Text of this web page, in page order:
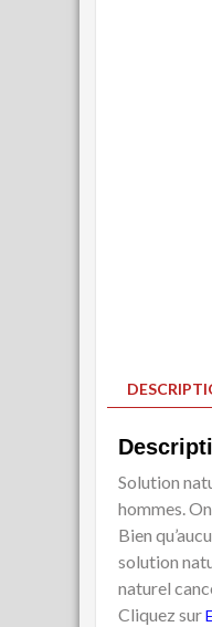
Solution
hommes.
Bien
solution
naturel
Cliquez sur